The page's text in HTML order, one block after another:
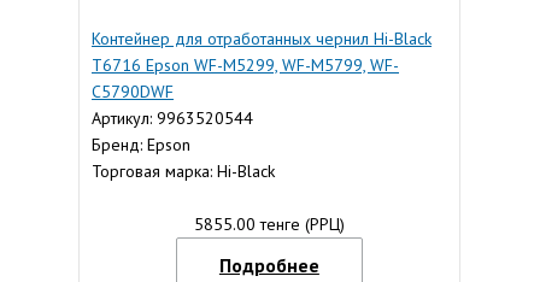
Контейнер для отработанных чернил Hi-Black
T6716 Epson WF-M5299, WF-M5799, WF-
C5790DWF
Артикул: 9963520544
Бренд: Epson
Торговая марка: Hi-Black
5855.00 тенге (РРЦ)
Подробнее